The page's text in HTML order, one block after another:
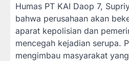
Humas PT KAI Daop 7,
bahwa perusahaan akan
aparat kepolisian dan
mencegah kejadian serupa.
mengimbau masyarakat